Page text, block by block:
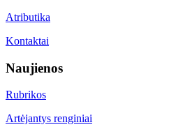
Atributika
Kontaktai
Naujienos
Rubrikos
Artėjantys renginiai